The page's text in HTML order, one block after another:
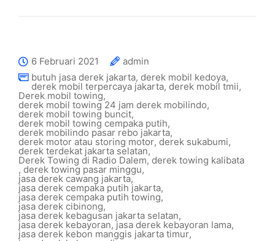
6 Februari 2021
admin
butuh jasa derek jakarta, derek mobil kedoya,
derek mobil terpercaya jakarta, derek mobil tmii,
Derek mobil towing,
derek mobil towing 24 jam derek mobilindo,
derek mobil towing buncit,
derek mobil towing cempaka putih,
derek mobilindo pasar rebo jakarta,
derek motor atau storing motor, derek sukabumi,
derek terdekat jakarta selatan,
Derek Towing di Radio Dalem, derek towing kalibata
, derek towing pasar minggu,
jasa derek cawang jakarta,
jasa derek cempaka putih jakarta,
jasa derek cempaka putih towing,
jasa derek cibinong,
jasa derek kebagusan jakarta selatan,
jasa derek kebayoran,jasa derek kebayoran lama,
jasa derek kebon manggis jakarta timur,